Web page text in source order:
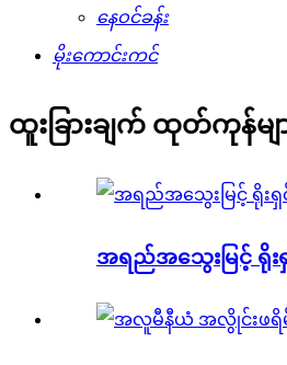
နေဝင်ခန်း
မိုးကောင်းကင်
ထူးခြားချက် ထုတ်ကုန်မျ
အရည်အသွေးမြင့် ရိုး